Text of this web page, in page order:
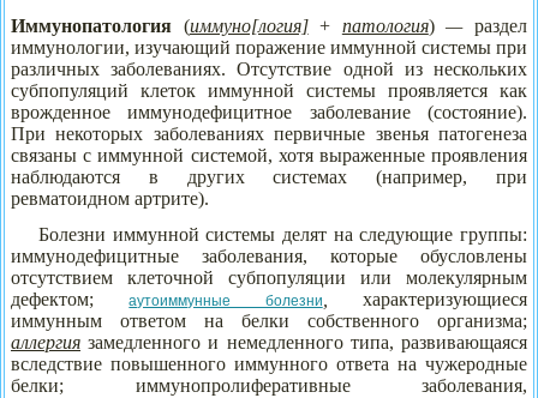
Иммунопатология (иммуно[логия] + патология)—раздел
иммунологии, изучающий поражение иммунной системы при
различных заболеваниях. Отсутствие одной из нескольких
субпопуляций клеток иммунной системы проявляется как
врожденное иммунодефицитное заболевание (состояние).
При некоторых заболеваниях первичные звенья патогенеза
связаны с иммунной системой, хотя выраженные проявления
наблюдаются в других системах (например, при
ревматоидном артрите).
Болезни иммунной системы делят на следующие группы:
иммунодефицитные заболевания, которые обусловлены
отсутствием клеточной субпопуляции или молекулярным
дефектом;аутоиммунные болезни
характеризующиеся
иммунным ответом на белки собственного организма;
аллергия замедленного и немедленного типа, развивающаяся
вследствие повышенного иммунного ответа на чужеродные
белки; иммунопролиферативные заболевания,